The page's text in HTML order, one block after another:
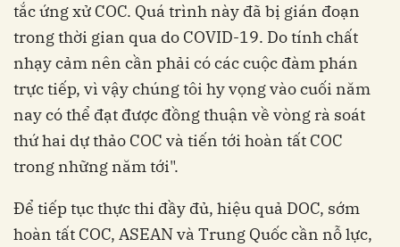
tắc ứng xử COC. Quá trình này đã bị gián đoạn
trong thời gian qua do COVID-19. Do tính chất
nhạy cảm nên cần phải có các cuộc đàm phán
trực tiếp, vì vậy chúng tôi hy vọng vào cuối năm
nay có thể đạt được đồng thuận về vòng rà soát
thứ hai dự thảo COC và tiến tới hoàn tất COC
trong những năm tới".
Để tiếp tục thực thi đầy đủ, hiệu quả DOC, sớm
hoàn tất COC, ASEAN và Trung Quốc cần nỗ lực,